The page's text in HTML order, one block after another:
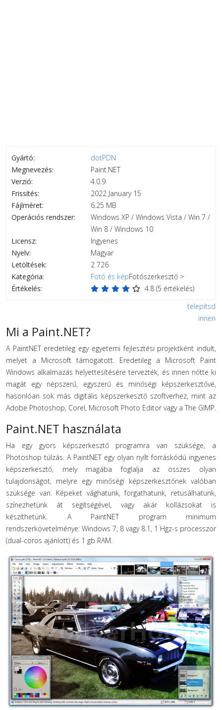
Gyártó:
dotPDN
Megnevezés:
Paint.NET
Verzió:
4.0.9
Frissítés:
2022 January 15
Fájlméret:
6.25 MB
Operációs rendszer:
Windows XP / Windows Vista / Win 7 /
Win 8 / Windows 10
Licensz:
Ingyenes
Nyelv:
Magyar
Letöltések:
2 726
Kategória:
Fotó és képFotószerkesztő >
Értékelés:
4.8 (5 értékelés)
telepítsd
innen
Mi a Paint.NET?
A PaintNET eredetileg egy egyetemi fejlesztési projektként indult,
melyet a Microsoft támogatott. Eredetileg a Microsoft Paint
Windows alkalmazás helyettesítésére tervezték, és innen nőtte ki
magát egy népszerű, egyszerű és minőségi képszerkesztővé,
hasonlóan sok más digitális képszerkesztő szoftverhez, mint az
Adobe Photoshop, Corel, Microsoft Photo Editor vagy a The GIMP.
Paint.NET használata
Ha egy gyors képszerkesztő programra van szüksége, a
Photoshop túlzás. A PaintNET egy olyan nyílt forráskódú ingyenes
képszerkesztő, mely magába foglalja az összes olyan
tulajdonságot, melyre egy minőségi képszerkesztőnek valóban
szüksége van. Képeket vághatunk, forgathatunk, retusálhatunk,
színezhetünk át segítségével, vagy akár kollázsokat is
készíthetünk. A PaintNET program minimum
rendszerkövetelménye: Windows 7, 8 vagy 8.1, 1 Hgz-s processzor
(dual-coros ajánlott) és 1 gb RAM.